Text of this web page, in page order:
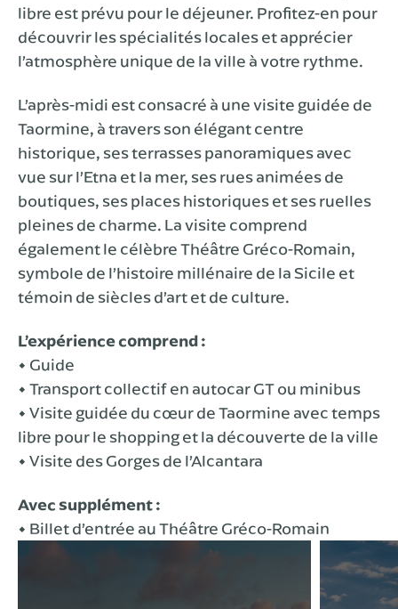
libre est prévu pour le déjeuner. Profitez-en pour
découvrir les spécialités locales et apprécier
l’atmosphère unique de la ville à votre rythme.
L’après-midi est consacré à une visite guidée de
Taormine, à travers son élégant centre
historique, ses terrasses panoramiques avec
vue sur l’Etna et la mer, ses rues animées de
boutiques, ses places historiques et ses ruelles
pleines de charme. La visite comprend
également le célèbre Théâtre Gréco-Romain,
symbole de l’histoire millénaire de la Sicile et
témoin de siècles d’art et de culture.
L’expérience comprend :
• Guide
• Transport collectif en autocar GT ou minibus
• Visite guidée du cœur de Taormine avec temps
libre pour le shopping et la découverte de la ville
• Visite des Gorges de l’Alcantara
Avec supplément :
• Billet d’entrée au Théâtre Gréco-Romain